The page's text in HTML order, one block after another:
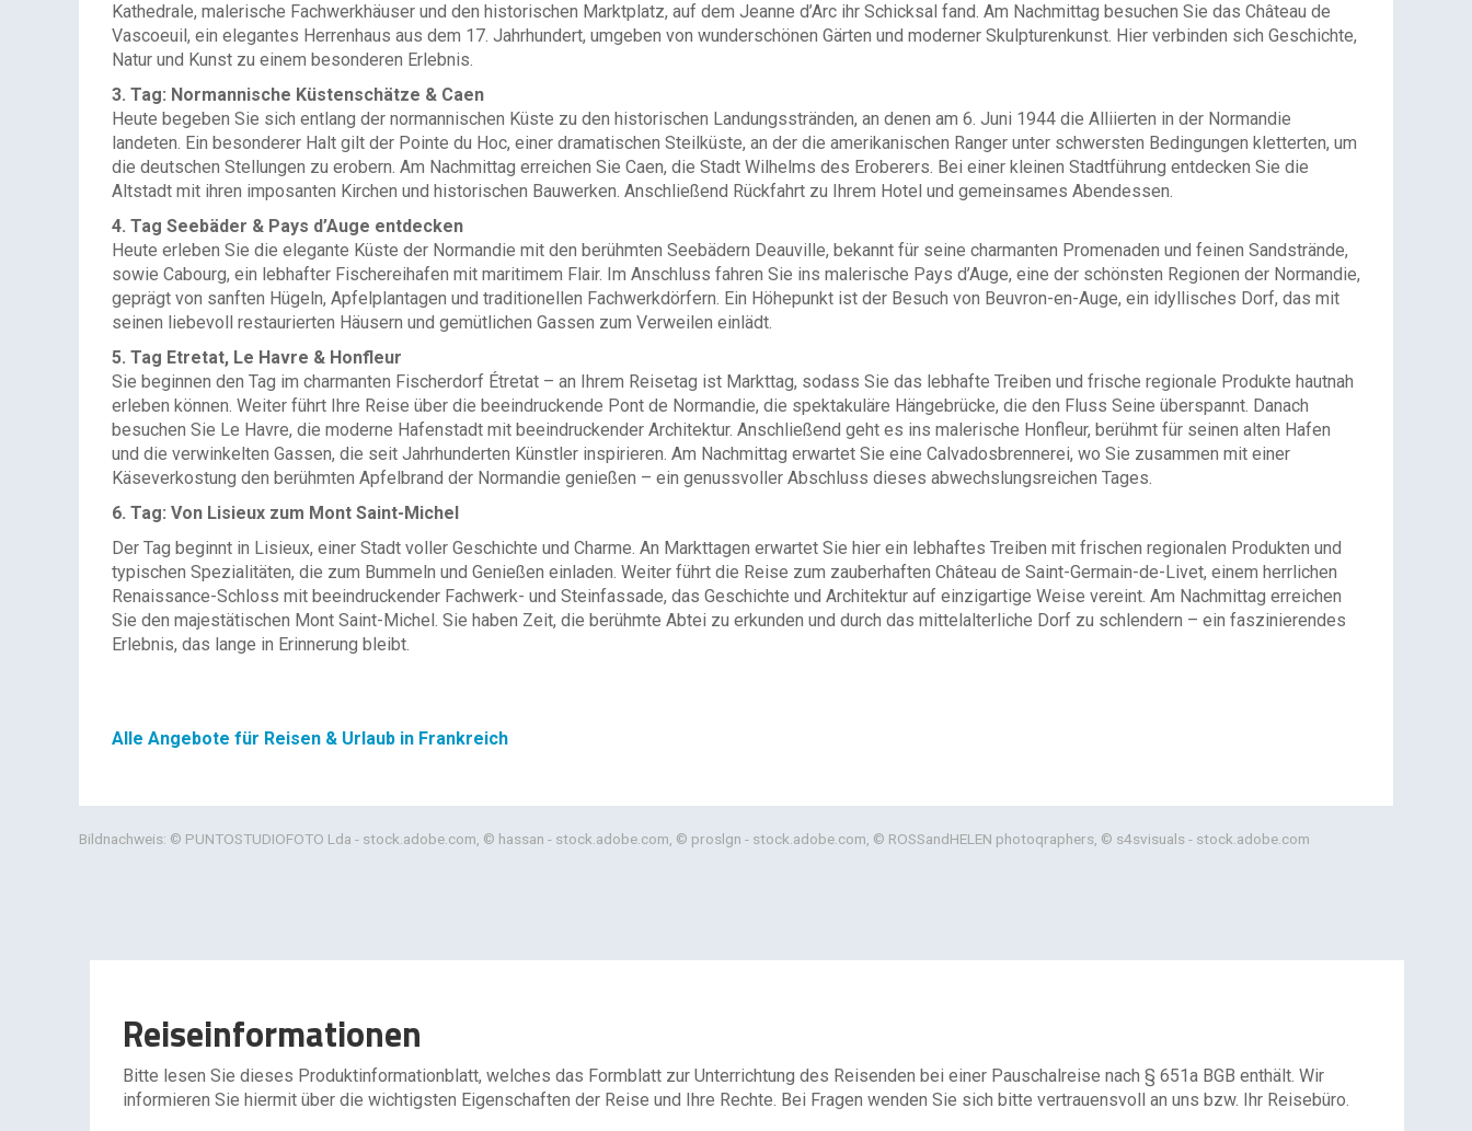
Kathedrale, malerische Fachwerkhäuser und den historischen Marktplatz, auf dem Jeanne d’Arc ihr Schicksal fand. Am Nachmittag besuchen Sie das Château de
Vascoeuil, ein elegantes Herrenhaus aus dem 17. Jahrhundert, umgeben von wunderschönen Gärten und moderner Skulpturenkunst. Hier verbinden sich Geschichte,
Natur und Kunst zu einem besonderen Erlebnis.
3. Tag: Normannische Küstenschätze & Caen
Heute begeben Sie sich entlang der normannischen Küste zu den historischen Landungsstränden, an denen am 6. Juni 1944 die Alliierten in der Normandie
landeten. Ein besonderer Halt gilt der Pointe du Hoc, einer dramatischen Steilküste, an der die amerikanischen Ranger unter schwersten Bedingungen kletterten, um
die deutschen Stellungen zu erobern. Am Nachmittag erreichen Sie Caen, die Stadt Wilhelms des Eroberers. Bei einer kleinen Stadtführung entdecken Sie die
Altstadt mit ihren imposanten Kirchen und historischen Bauwerken. Anschließend Rückfahrt zu Ihrem Hotel und gemeinsames Abendessen.
4. Tag Seebäder & Pays d’Auge entdecken
Heute erleben Sie die elegante Küste der Normandie mit den berühmten Seebädern Deauville, bekannt für seine charmanten Promenaden und feinen Sandstrände,
sowie Cabourg, ein lebhafter Fischereihafen mit maritimem Flair. Im Anschluss fahren Sie ins malerische Pays d’Auge, eine der schönsten Regionen der Normandie,
geprägt von sanften Hügeln, Apfelplantagen und traditionellen Fachwerkdörfern. Ein Höhepunkt ist der Besuch von Beuvron-en-Auge, ein idyllisches Dorf, das mit
seinen liebevoll restaurierten Häusern und gemütlichen Gassen zum Verweilen einlädt.
5. Tag Etretat, Le Havre & Honfleur
Sie beginnen den Tag im charmanten Fischerdorf Étretat – an Ihrem Reisetag ist Markttag, sodass Sie das lebhafte Treiben und frische regionale Produkte hautnah
erleben können. Weiter führt Ihre Reise über die beeindruckende Pont de Normandie, die spektakuläre Hängebrücke, die den Fluss Seine überspannt. Danach
besuchen Sie Le Havre, die moderne Hafenstadt mit beeindruckender Architektur. Anschließend geht es ins malerische Honfleur, berühmt für seinen alten Hafen
und die verwinkelten Gassen, die seit Jahrhunderten Künstler inspirieren. Am Nachmittag erwartet Sie eine Calvadosbrennerei, wo Sie zusammen mit einer
Käseverkostung den berühmten Apfelbrand der Normandie genießen – ein genussvoller Abschluss dieses abwechslungsreichen Tages.
6. Tag: Von Lisieux zum Mont Saint-Michel
Der Tag beginnt in Lisieux, einer Stadt voller Geschichte und Charme. An Markttagen erwartet Sie hier ein lebhaftes Treiben mit frischen regionalen Produkten und
typischen Spezialitäten, die zum Bummeln und Genießen einladen. Weiter führt die Reise zum zauberhaften Château de Saint-Germain-de-Livet, einem herrlichen
Renaissance-Schloss mit beeindruckender Fachwerk- und Steinfassade, das Geschichte und Architektur auf einzigartige Weise vereint. Am Nachmittag erreichen
Sie den majestätischen Mont Saint-Michel. Sie haben Zeit, die berühmte Abtei zu erkunden und durch das mittelalterliche Dorf zu schlendern – ein faszinierendes
Erlebnis, das lange in Erinnerung bleibt.
Alle Angebote für Reisen & Urlaub in Frankreich
Bildnachweis: © PUNTOSTUDIOFOTO Lda - stock.adobe.com, © hassan - stock.adobe.com, © proslgn - stock.adobe.com, © ROSSandHELEN photoqraphers, © s4svisuals - stock.adobe.com
Reiseinformationen
Bitte lesen Sie dieses Produktinformationblatt, welches das Formblatt zur Unterrichtung des Reisenden bei einer Pauschalreise nach § 651a BGB enthält. Wir
informieren Sie hiermit über die wichtigsten Eigenschaften der Reise und Ihre Rechte. Bei Fragen wenden Sie sich bitte vertrauensvoll an uns bzw. Ihr Reisebüro.